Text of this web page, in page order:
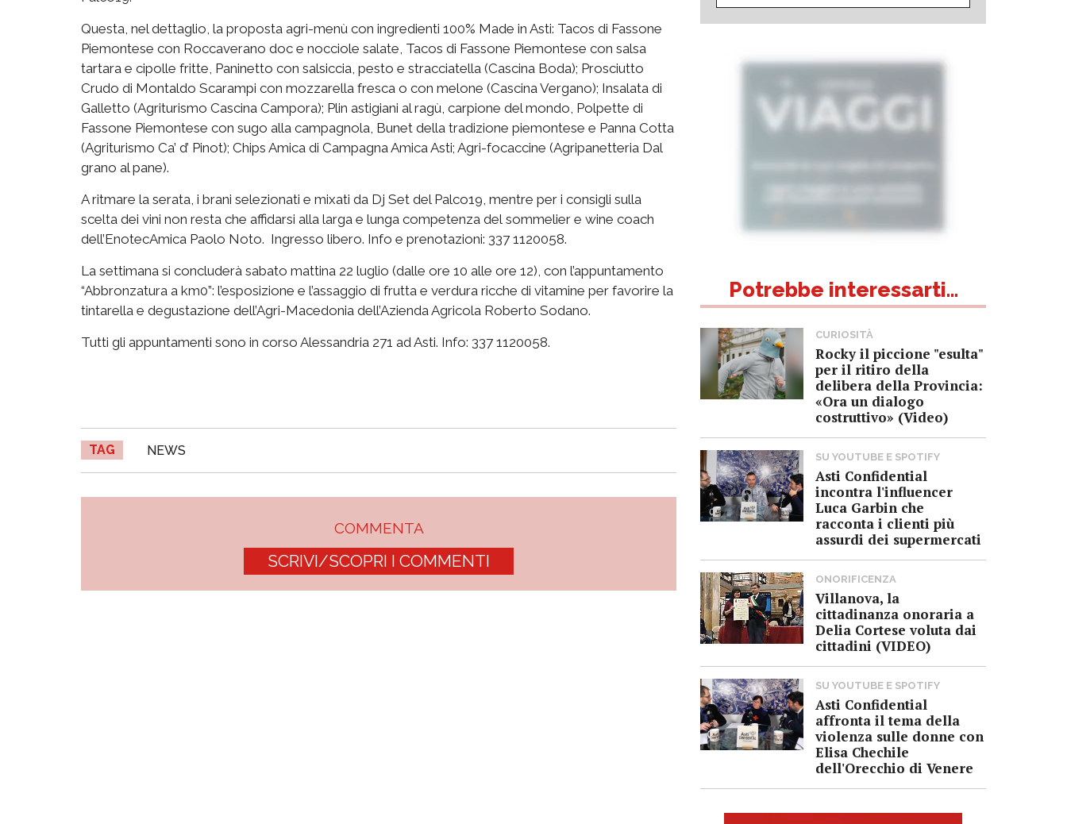
Questa, nel dettaglio, la proposta agri-menù con ingredienti 100% Made in Asti: Tacos di Fassone
Piemontese con Roccaverano doc e nocciole salate, Tacos di Fassone Piemontese con salsa
tartara e cipolle fritte, Paninetto con salsiccia, pesto e stracciatella (Cascina Boda); Prosciutto
Crudo di Montaldo Scarampi con mozzarella fresca o con melone (Cascina Vergano); Insalata di
Galletto (Agriturismo Cascina Campora); Plin astigiani al ragù, carpione del mondo, Polpette di
Fassone Piemontese con sugo alla campagnola, Bunet della tradizione piemontese e Panna Cotta
(Agriturismo Ca’ d’ Pinot); Chips Amica di Campagna Amica Asti; Agri-focaccine (Agripanetteria Dal
grano al pane).
A ritmare la serata, i brani selezionati e mixati da Dj Set del Palco19, mentre per i consigli sulla
scelta dei vini non resta che affidarsi alla larga e lunga competenza del sommelier e wine coach
dell’EnotecAmica Paolo Noto. Ingresso libero. Info e prenotazioni: 337 1120058.
La settimana si concluderà sabato mattina 22 luglio (dalle ore 10 alle ore 12), con l’appuntamento
“Abbronzatura a km0”: l’esposizione e l’assaggio di frutta e verdura ricche di vitamine per favorire la
tintarella e degustazione dell’Agri-Macedonia dell’Azienda Agricola Roberto Sodano.
Tutti gli appuntamenti sono in corso Alessandria 271 ad Asti. Info: 337 1120058.
TAG NEWS
COMMENTA
SCRIVI/SCOPRI I COMMENTI
Potrebbe interessarti...
CURIOSITÀ
Rocky il piccione "esulta"
per il ritiro della
delibera della Provincia:
«Ora un dialogo
costruttivo» (Video)
SU YOUTUBE E SPOTIFY
Asti Confidential
incontra l'influencer
Luca Garbin che
racconta i clienti più
assurdi dei supermercati
ONORIFICENZA
Villanova, la
cittadinanza onoraria a
Delia Cortese voluta dai
cittadini (VIDEO)
SU YOUTUBE E SPOTIFY
Asti Confidential
affronta il tema della
violenza sulle donne con
Elisa Chechile
dell'Orecchio di Venere